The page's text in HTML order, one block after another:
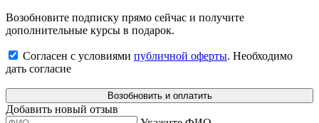
Возобновите подписку прямо сейчас и получите
дополнительные курсы в подарок.
Согласен с условиями публичной оферты. Необходимо
дать согласие
Возобновить и оплатить
Добавить новый отзыв